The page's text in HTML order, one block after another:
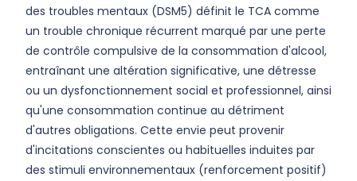
des troubles mentaux (DSM5) définit le TCA comme
un trouble chronique récurrent marqué par une perte
de contrôle compulsive de la consommation d'alcool,
entraînant une altération significative, une détresse
ou un dysfonctionnement social et professionnel, ainsi
qu'une consommation continue au détriment
d'autres obligations. Cette envie peut provenir
d'incitations conscientes ou habituelles induites par
des stimuli environnementaux (renforcement positif)